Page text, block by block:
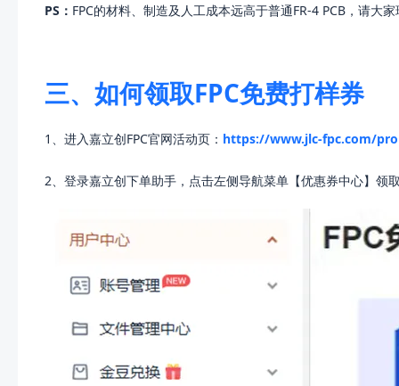
PS： FPC的材料、制造及人工成本远高于普通FR-4 PCB，请大
三、如何领取FPC免费打样券
1、进入嘉立创FPC官网活动页： https://www.jlc-fpc.com/
2、登录嘉立创下单助手，点击左侧导航菜单【优惠券中心】领